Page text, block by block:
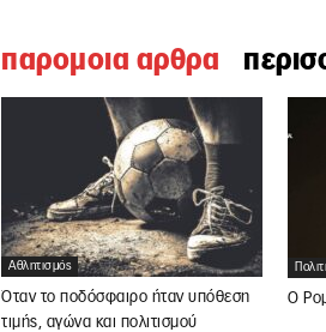
παρομοια αρθρα
Αθλητισμός
Όταν το ποδόσφαιρο ήταν υπόθεση
τιμής, αγώνα και πολιτισμού
Ο